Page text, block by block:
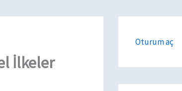
İlkeler
Oturum aç